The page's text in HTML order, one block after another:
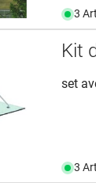
3
Kit
set
3